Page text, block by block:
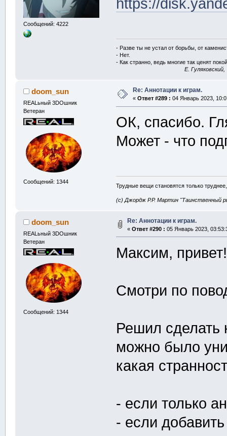
Сообщений: 4222
https://
- Разве ты не устал от борьбы, от
- Нет.
- Как странно, ведь многие так ценят
E.
doom_sun
REALьный 3DOшник
Ветеран
Сообщений: 1344
Re: Аннотации к играм.
« Ответ #289 : 04 Январь 2023,
ОК, спасибо.
Может - что
Трудные вещи становятся только
(с) Джордж Р.Р. Мартин "Таинственный
doom_sun
REALьный 3DOшник
Ветеран
Сообщений: 1344
Re: Аннотации к играм.
« Ответ #290 : 05 Январь 2023,
Максим, привет!
Смотри по
Решил сделать
можно было
какая
- если только
- если